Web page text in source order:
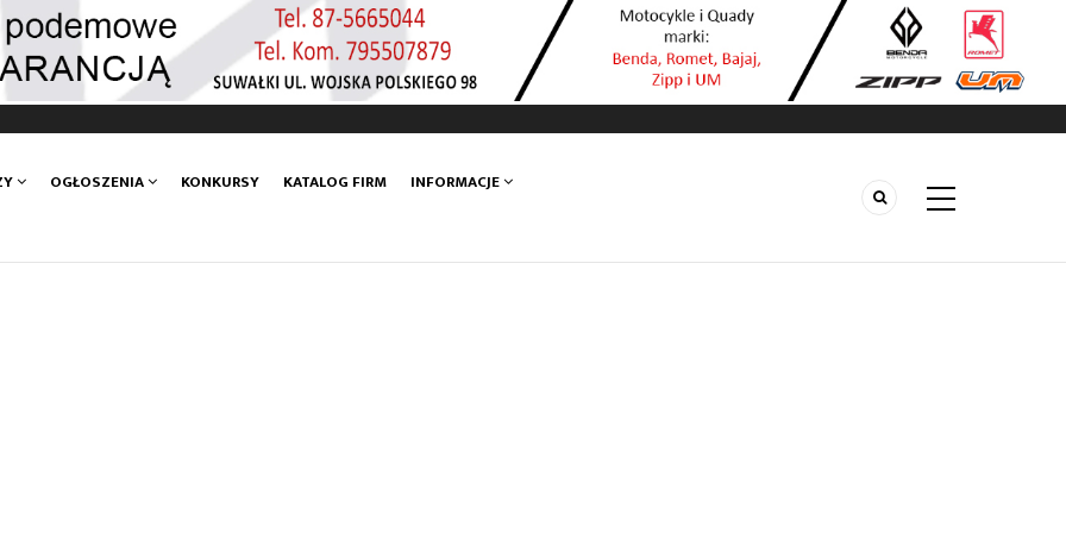
OGŁOSZENIA KONKURSY KATALOG FIRM INFORMACJE